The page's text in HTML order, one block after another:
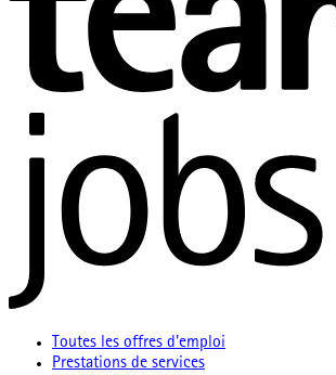
Toutes les offres d'emploi
Prestations de services